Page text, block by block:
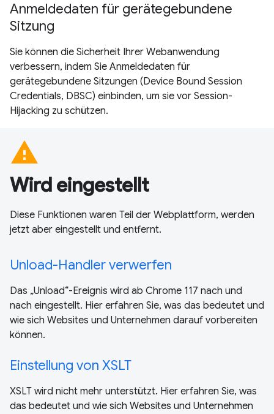
Anmeldedaten für gerätegebundene
Sitzung
Sie können die Sicherheit Ihrer Webanwendung
verbessern, indem Sie Anmeldedaten für
gerätegebundene Sitzungen (Device Bound Session
Credentials, DBSC) einbinden, um sie vor Session-
Hijacking zu schützen.
warning
Wird eingestellt
Diese Funktionen waren Teil der Webplattform, werden
jetzt aber eingestellt und entfernt.
Unload-Handler verwerfen
Das „Unload“-Ereignis wird ab Chrome 117 nach und
nach eingestellt. Hier erfahren Sie, was das bedeutet und
wie sich Websites und Unternehmen darauf vorbereiten
können.
Einstellung von XSLT
XSLT wird nicht mehr unterstützt. Hier erfahren Sie, was
das bedeutet und wie sich Websites und Unternehmen